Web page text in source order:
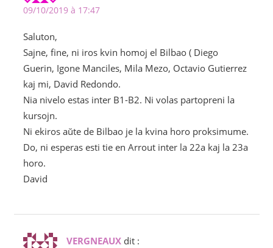
09/10/2019 à 17:47
Saluton,
Sajne, fine, ni iros kvin homoj el Bilbao ( Diego
Guerin, Igone Manciles, Mila Mezo, Octavio Gutierrez
kaj mi, David Redondo.
Nia nivelo estas inter B1-B2. Ni volas partopreni la
kursojn.
Ni ekiros aŭte de Bilbao je la kvina horo proksimume.
Do, ni esperas esti tie en Arrout inter la 22a kaj la 23a
horo.
David
VERGNEAUX dit :